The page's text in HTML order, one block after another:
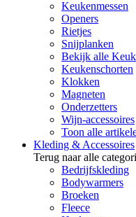
Keukenmessen
Openers
Rietjes
Snijplanken
Bekijk alle
Keukenschorten
Klokken
Magneten
Onderzetters
Wijn-accessoires
Toon alle
Kleding & Accessoires
Terug naar alle
Bedrijfskleding
Bodywarmers
Broeken
Fleece